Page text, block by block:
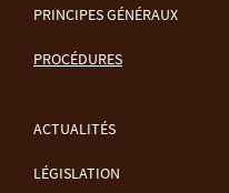
MENU
DE
PRINCIPES GÉNÉRAUX
PROCÉDURES
ACTUALITÉS
LÉGISLATION